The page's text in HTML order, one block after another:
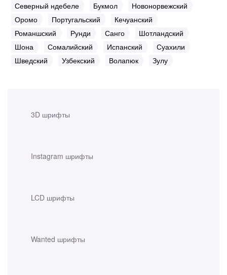
3D шрифты
Instagram шрифты
LCD шрифты
Wanted шрифты
Северный ндебеле
Букмол
Новонорвежский
Оромо
Португальский
Кечуанский
Романшский
Рунди Санго
Шотландский
Шона
Сомалийский Испанский
Суахили
Шведский
Узбекский Волапюк Зулу